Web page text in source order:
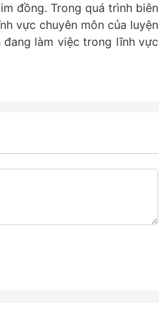
đồng. Trong quá trình biên
vực chuyên môn của luyện
làm việc trong lĩnh vực